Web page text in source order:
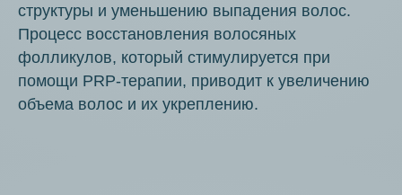
структуры и уменьшению выпадения волос.
Процесс восстановления волосяных
фолликулов, который стимулируется при
помощи PRP-терапии, приводит к увеличению
объема волос и их укреплению.